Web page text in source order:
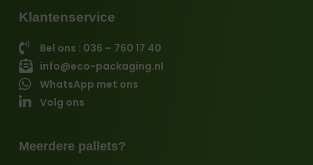
Klantenservice
Bel ons : 036 – 760 17 40
info@eco-packaging.nl
WhatsApp met ons
Volg ons
Meerdere pallets?